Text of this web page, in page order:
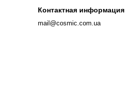
Контактная информация
mail@cosmic.com.ua